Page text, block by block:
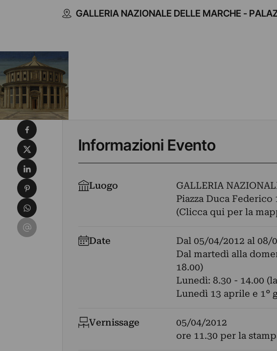
GALLERIA NAZIONALE DELLE MARCHE -
Informazioni Evento
Luogo
GALLERIA
Piazza Duca
(Clicca qui per la
Date Dal 05/04/2012 al 08/
Dal martedì alla
18.00)
Lunedì: 8.30 - 14.00
Lunedì 13 aprile e 1°
Vernissage
05/04/2012
ore 11.30 per la
Condividi su Facebook
Condividi su X
Condividi su LinkedIn
Condividi su Pinterest
Condividi su WhatsApp
Condividi su Email